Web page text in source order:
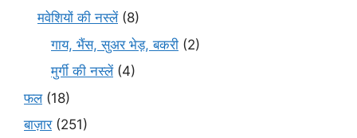
मवेशियों की नस्लें(8)
गाय, भैंस, सुअर भेड़, बकरी (2)
मुर्गी की नस्लें(4)
फल(18)
बाज़ार(251)